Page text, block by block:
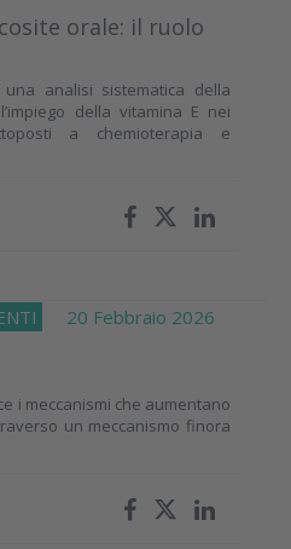
orale: il ruolo
analisi sistematica della
della vitamina E nei
a chemioterapia e
20 Febbraio 2026
i meccanismi che aumentano
un meccanismo finora